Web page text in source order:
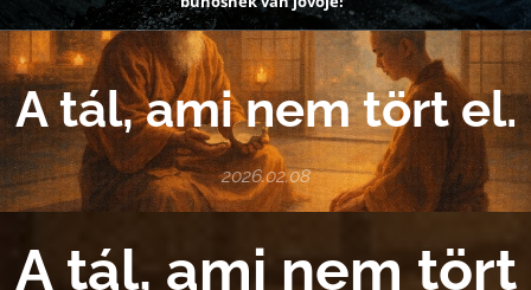
A tál, ami nem tört el.
2026.02.08
A tál, ami nem tört